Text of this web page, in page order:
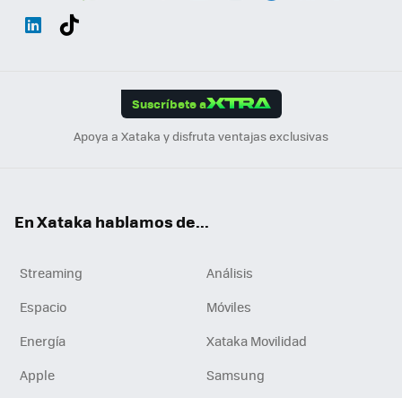
Suscríbete a
Apoya a Xataka y disfruta ventajas exclusivas
En Xataka hablamos de...
Streaming
Análisis
Espacio
Móviles
Energía
Xataka Movilidad
Apple
Samsung